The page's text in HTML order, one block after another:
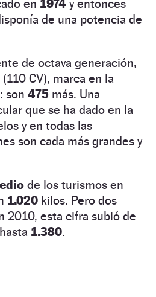
en 1974 y entonces
de una potencia de
de octava generación,
CV), marca en la
: son 475 más. Una
que se ha dado en la
y en todas las
son cada más grandes y
de los turismos en
1.020 kilos. Pero dos
2010, esta cifra subió de
1.380.